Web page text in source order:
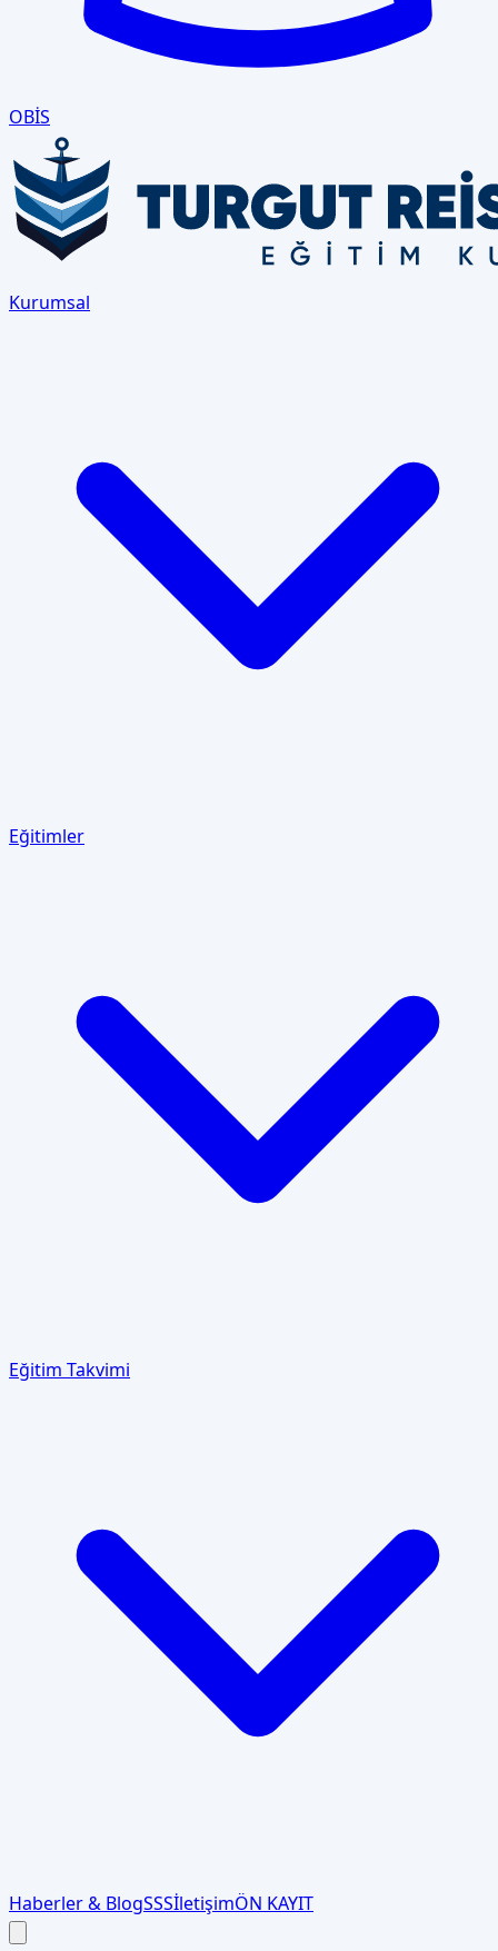
OBİS
Kurumsal
Eğitimler
Eğitim Takvimi
Haberler & BlogSSSİletişimÖN KAYIT